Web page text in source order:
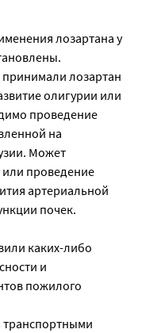
лозартана у
лозартан
олигурии или
проведение
на
Может
или проведение
артериальной
почек.
каких-либо
и
пожилого
транспортными